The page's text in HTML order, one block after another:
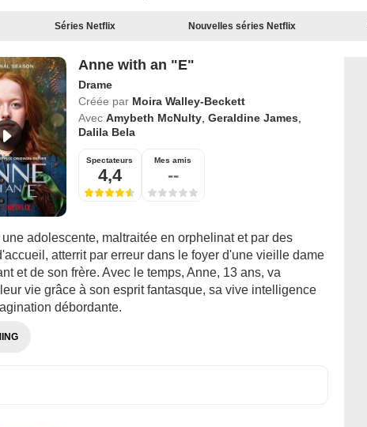
Séries Netflix Nouvelles séries Netflix
Anne with an "E"
Drame
Créée par Moira Walley-Beckett
Avec Amybeth McNulty, Geraldine James
Dalila Bela
Spectateurs
4,4
Mes amis
--
une adolescente, maltraitée en orphelinat et par des
atterrit par erreur dans le foyer d'une vieille dame
et de son frère. Avec le temps, Anne, 13 ans, va
vie grâce à son esprit fantasque, sa vive intelligence
débordante.